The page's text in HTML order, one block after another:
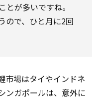
とが多いですね。
ので、ひと月に2回
市場はタイやインドネ
ンガポールは、意外に